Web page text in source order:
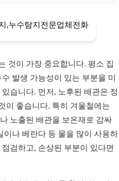
것이 가장 중요합니다. 평소 집
발생 가능성이 있는 부분을 미
습니다. 먼저, 노후된 배관은 정
이 좋습니다. 특히 겨울철에는
노출된 배관을 보온재로 감싸
이나 베란다 등 물을 많이 사용하
검하고, 손상된 부분이 있다면